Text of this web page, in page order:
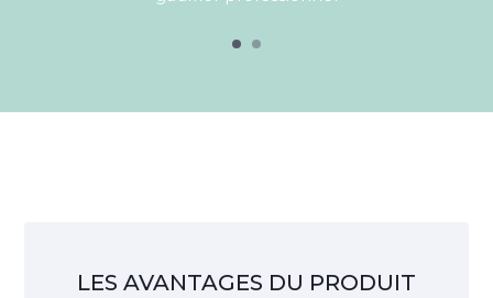
LES AVANTAGES DU PRODUIT